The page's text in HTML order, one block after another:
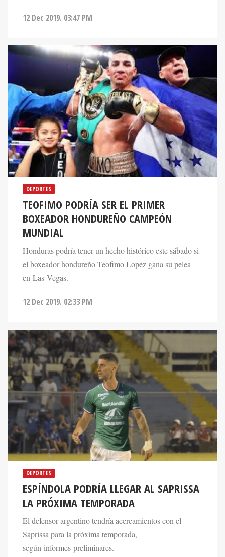
12 Dec 2019. 03:47 PM
DEPORTES
TEOFIMO PODRÍA SER EL PRIMER
BOXEADOR HONDUREÑO CAMPEÓN
MUNDIAL
Honduras podría tener un hecho histórico este sábado si
el boxeador hondureño Teofimo Lopez gana su pelea
en Las Vegas.
12 Dec 2019. 02:33 PM
DEPORTES
ESPÍNDOLA PODRÍA LLEGAR AL SAPRISSA
LA PRÓXIMA TEMPORADA
El defensor argentino tendría acercamientos con el
Saprissa para la próxima temporada,
según informes preliminares.